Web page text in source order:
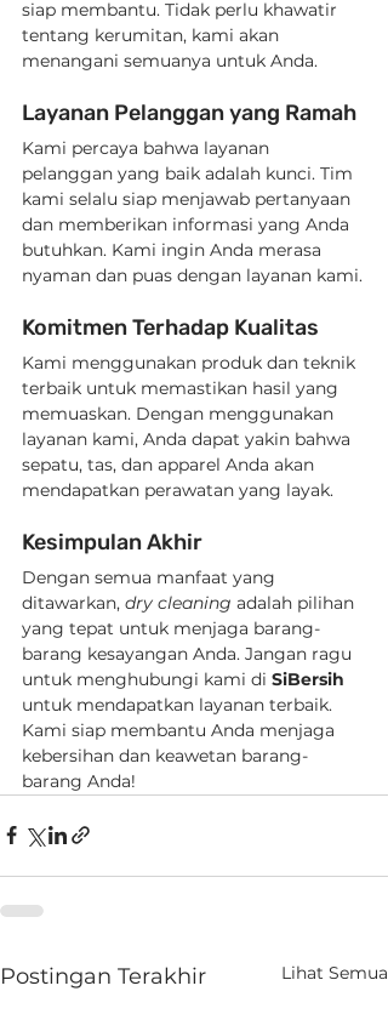
siap membantu. Tidak perlu khawatir
tentang kerumitan, kami akan
menangani semuanya untuk Anda.
Layanan Pelanggan yang Ramah
Kami percaya bahwa layanan
pelanggan yang baik adalah kunci. Tim
kami selalu siap menjawab pertanyaan
dan memberikan informasi yang Anda
butuhkan. Kami ingin Anda merasa
nyaman dan puas dengan layanan kami.
Komitmen Terhadap Kualitas
Kami menggunakan produk dan teknik
terbaik untuk memastikan hasil yang
memuaskan. Dengan menggunakan
layanan kami, Anda dapat yakin bahwa
sepatu, tas, dan apparel Anda akan
mendapatkan perawatan yang layak.
Kesimpulan Akhir
Dengan semua manfaat yang
ditawarkan, dry cleaning adalah pilihan
yang tepat untuk menjaga barang-
barang kesayangan Anda. Jangan ragu
untuk menghubungi kami di SiBersih
untuk mendapatkan layanan terbaik.
Kami siap membantu Anda menjaga
kebersihan dan keawetan barang-
barang Anda!
Postingan Terakhir Lihat Semua